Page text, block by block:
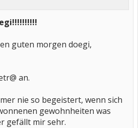
guten morgen doegi,
an.
nie so begeistert, wenn sich
gewohnheiten was
gefällt mir sehr.